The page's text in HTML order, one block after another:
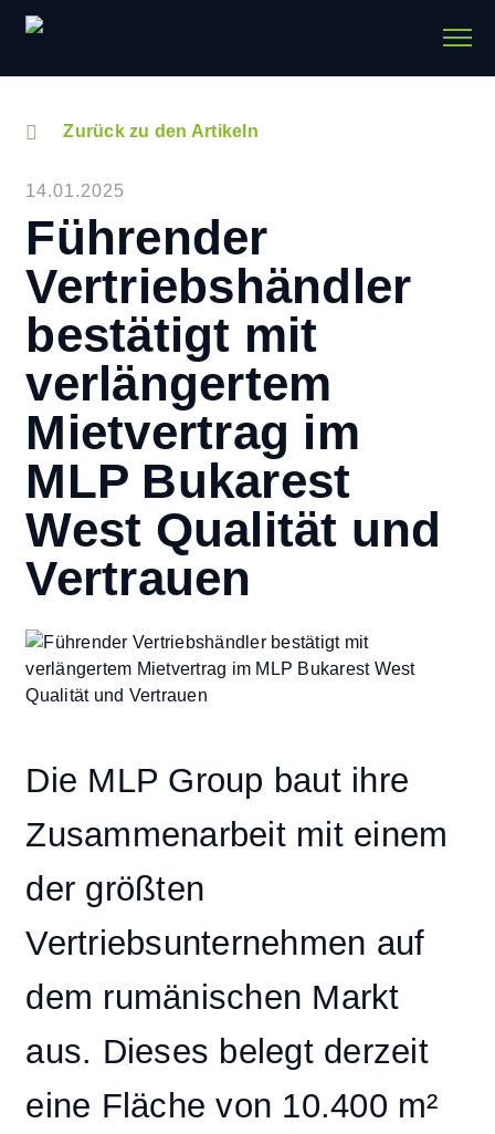
Zurück zu den Artikeln
14.01.2025
Führender
Vertriebshändler
bestätigt mit
verlängertem
Mietvertrag im
MLP Bukarest
West Qualität und
Vertrauen
Die MLP Group baut ihre
Zusammenarbeit mit einem
der größten
Vertriebsunternehmen auf
dem rumänischen Markt
aus. Dieses belegt derzeit
eine Fläche von 10.400 m²